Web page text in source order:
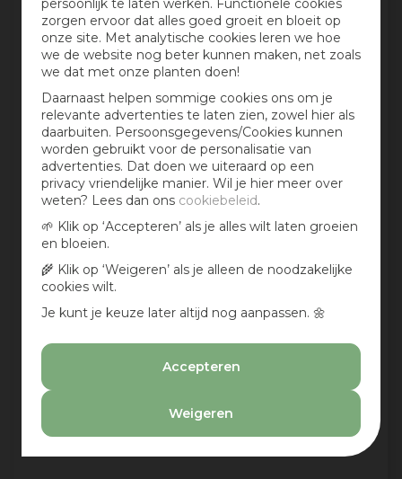
zorgen ervoor dat alles goed groeit en bloeit op
onze site. Met analytische cookies leren we hoe
we de website nog beter kunnen maken, net zoals
we dat met onze planten doen!
Daarnaast helpen sommige cookies ons om je
relevante advertenties te laten zien, zowel hier als
daarbuiten. Persoonsgegevens/Cookies kunnen
worden gebruikt voor de personalisatie van
advertenties. Dat doen we uiteraard op een
privacy vriendelijke manier. Wil je hier meer over
weten? Lees dan ons cookiebeleid.
🌱 Klik op ‘Accepteren’ als je alles wilt laten groeien
en bloeien.
🌾 Klik op ‘Weigeren’ als je alleen de noodzakelijke
cookies wilt.
Je kunt je keuze later altijd nog aanpassen. 🌼
Accepteren
Weigeren
Jouw mening over dit product:
Aan te bevelen?
Nee
Deel een foto:
Deel een foto: